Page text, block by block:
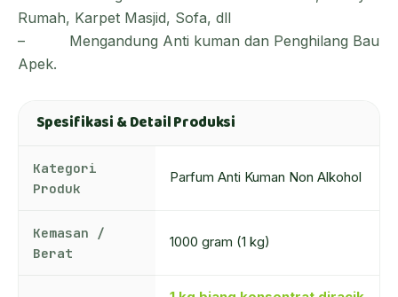
Rumah, Karpet Masjid, Sofa, dll
–
Mengandung Anti kuman dan Penghilang Bau
Apek.
Spesifikasi & Detail Produksi
Kategori
Produk
Parfum Anti Kuman Non Alkohol
Kemasan /
Berat
1000 gram (1 kg)